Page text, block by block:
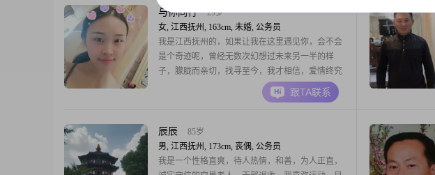
提供情绪价值的伴侣，最好也热爱动物音乐和运
动；事业方面的
与你同行
29岁
女, 江西抚州, 163cm, 未婚, 公务员
我是江西抚州的，如果让我在这里遇见你，会不会
是个奇迹呢，曾经无数次幻想过未来另一半的样
子，朦胧而亲切，找寻至今，我才相信，爱情终究
是缘分，茫茫人海两个人的相识相爱，本身就是一
种巧合，你会是我的那个巧合吗?
跟TA联系
辰辰
85岁
男, 江西抚州, 173cm, 丧偶, 公务员
我是一个性格直爽，待人热情，和善，为人正直，